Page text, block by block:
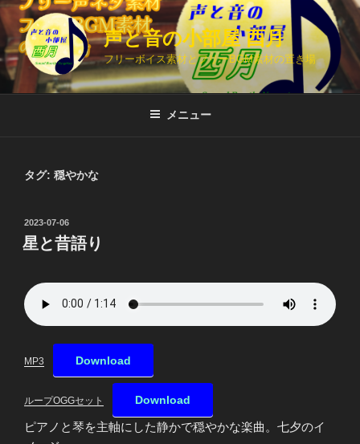
コ
ン
テ
ン
声と音の小部屋 酉月
フリーボイス素材とフリーBGM素材の置き場
メニュー
タグ: 穏やかな
投
稿
日:
2023-07-06
星と昔語り
MP3 Download
ループOGGセット Download
ピアノと琴を主軸にした静かで穏やかな楽曲。七夕のイ